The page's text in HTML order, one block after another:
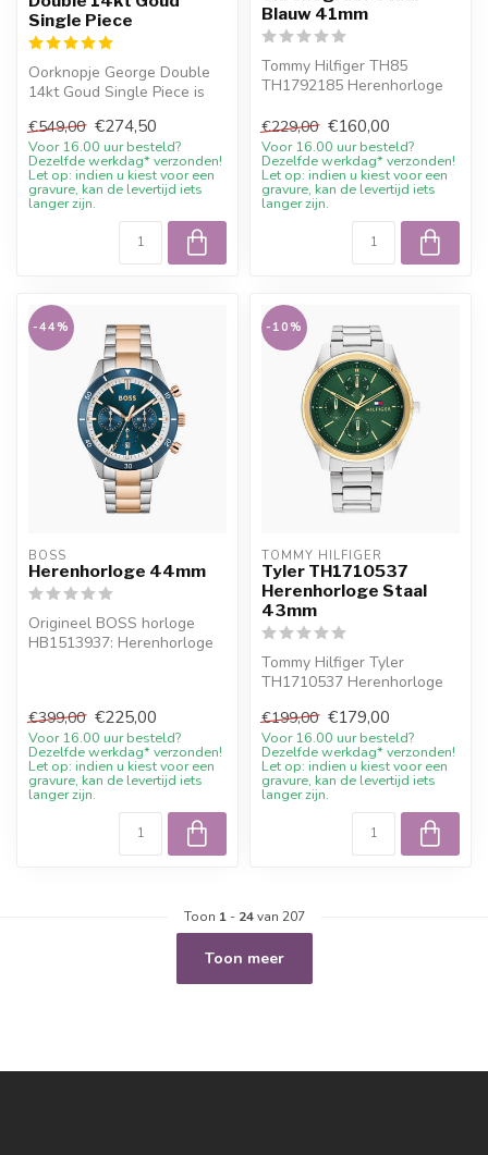
Single Piece
Oorknopje George Double
14kt Goud Single Piece is
Buddha...
€549,00 €274,50
Voor 16.00 uur besteld?
Dezelfde werkdag* verzonden!
Let op: indien u kiest voor een
gravure, kan de levertijd iets
langer zijn.
Blauw 41mm
Tommy Hilfiger TH85
TH1792185 Herenhorloge
41mm. 10% wel...
€229,00 €160,00
Voor 16.00 uur besteld?
Dezelfde werkdag* verzonden!
Let op: indien u kiest voor een
gravure, kan de levertijd iets
langer zijn.
-44%
BOSS
Herenhorloge 44mm
Origineel BOSS horloge
HB1513937: Herenhorloge
€399,00 €225,00
Voor 16.00 uur besteld?
Dezelfde werkdag* verzonden!
Let op: indien u kiest voor een
gravure, kan de levertijd iets
langer zijn.
-10%
TOMMY HILFIGER
Tyler TH1710537
Herenhorloge Staal
43mm
Tommy Hilfiger Tyler
TH1710537 Herenhorloge
welkomstkorting bij ...
€199,00 €179,00
Voor 16.00 uur besteld?
Dezelfde werkdag* verzonden!
Let op: indien u kiest voor een
gravure, kan de levertijd iets
langer zijn.
Toon 1- 24van 207
Toon meer